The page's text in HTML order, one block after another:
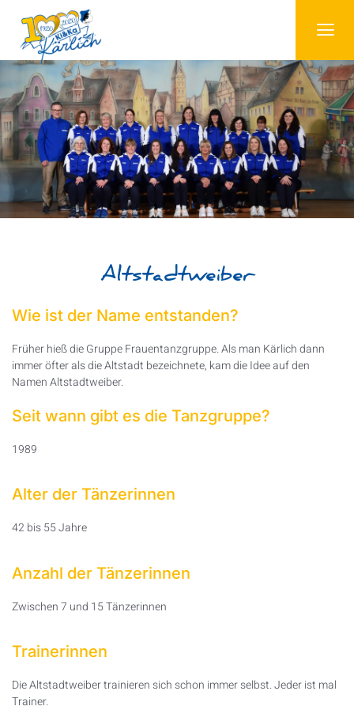
Altstadtweiber
Wie ist der Name entstanden?
Früher hieß die Gruppe Frauentanzgruppe. Als man Kärlich dann
immer öfter als die Altstadt bezeichnete, kam die Idee auf den
Namen Altstadtweiber.
Seit wann gibt es die Tanzgruppe?
1989
Alter der Tänzerinnen
42 bis 55 Jahre
Anzahl der Tänzerinnen
Zwischen 7 und 15 Tänzerinnen
Trainerinnen
Die Altstadtweiber trainieren sich schon immer selbst. Jeder ist mal
Trainer.